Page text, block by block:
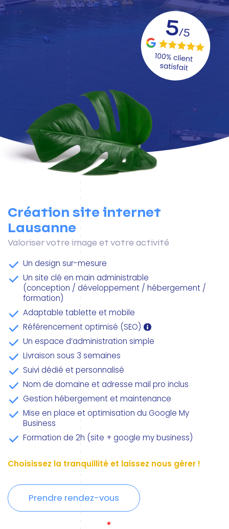
Création site internet
Lausanne
Valoriser votre image et votre activité
Un design sur-mesure
Un site clé en main administrable
(conception / développement / hébergement /
formation)
Adaptable tablette et mobile
Référencement optimisé (SEO)
Un espace d’administration simple
Livraison sous 3 semaines
Suivi dédié et personnalisé
Nom de domaine et adresse mail pro inclus
Gestion hébergement et maintenance
Mise en place et optimisation du Google My
Business
Formation de 2h (site + google my business)
Choisissez la tranquillité et laissez nous gérer !
Prendre rendez-vous